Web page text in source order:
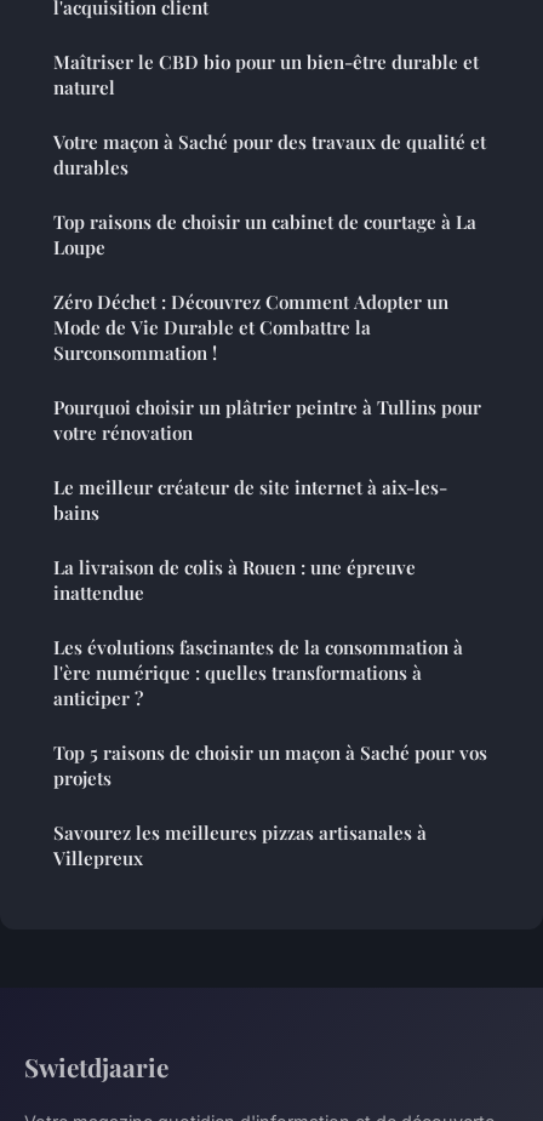
l'acquisition client
Maîtriser le CBD bio pour un bien-être durable et
naturel
Votre maçon à Saché pour des travaux de qualité et
durables
Top raisons de choisir un cabinet de courtage à La
Loupe
Zéro Déchet : Découvrez Comment Adopter un
Mode de Vie Durable et Combattre la
Surconsommation !
Pourquoi choisir un plâtrier peintre à Tullins pour
votre rénovation
Le meilleur créateur de site internet à aix-les-
bains
La livraison de colis à Rouen : une épreuve
inattendue
Les évolutions fascinantes de la consommation à
l'ère numérique : quelles transformations à
anticiper ?
Top 5 raisons de choisir un maçon à Saché pour vos
projets
Savourez les meilleures pizzas artisanales à
Villepreux
Swietdjaarie